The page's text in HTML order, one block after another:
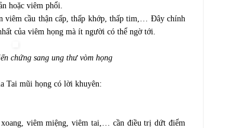
hoặc viêm phổi.
viêm cầu thận cấp, thấp khớp, thấp tim,… Đây chính
của viêm họng mà ít người có thể ngờ tới.
chứng sang ung thư vòm họng
Tai mũi họng có lời khuyên:
viêm miệng, viêm tai,… cần điều trị dứt điểm